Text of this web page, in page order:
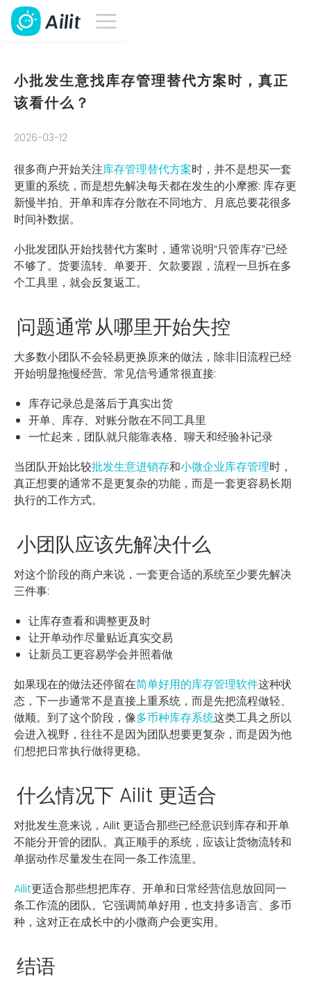
小批发生意找库存管理替代方案时，真正
该看什么？
2026-03-12
很多商户开始关注库存管理替代方案时，并不是想买一套
更重的系统，而是想先解决每天都在发生的小摩擦: 库存更
新慢半拍、开单和库存分散在不同地方、月底总要花很多
时间补数据。
小批发团队开始找替代方案时，通常说明“只管库存”已经
不够了。货要流转、单要开、欠款要跟，流程一旦拆在多
个工具里，就会反复返工。
问题通常从哪里开始失控
大多数小团队不会轻易更换原来的做法，除非旧流程已经
开始明显拖慢经营。常见信号通常很直接:
库存记录总是落后于真实出货
开单、库存、对账分散在不同工具里
一忙起来，团队就只能靠表格、聊天和经验补记录
当团队开始比较批发生意进销存和小微企业库存管理时，
真正想要的通常不是更复杂的功能，而是一套更容易长期
执行的工作方式。
小团队应该先解决什么
对这个阶段的商户来说，一套更合适的系统至少要先解决
三件事:
让库存查看和调整更及时
让开单动作尽量贴近真实交易
让新员工更容易学会并照着做
如果现在的做法还停留在简单好用的库存管理软件这种状
态，下一步通常不是直接上重系统，而是先把流程做轻、
做顺。到了这个阶段，像多币种库存系统这类工具之所以
会进入视野，往往不是因为团队想要更复杂，而是因为他
们想把日常执行做得更稳。
什么情况下 Ailit 更适合
对批发生意来说，Ailit 更适合那些已经意识到库存和开单
不能分开管的团队。真正顺手的系统，应该让货物流转和
单据动作尽量发生在同一条工作流里。
Ailit更适合那些想把库存、开单和日常经营信息放回同一
条工作流的团队。它强调简单好用，也支持多语言、多币
种，这对正在成长中的小微商户会更实用。
结语